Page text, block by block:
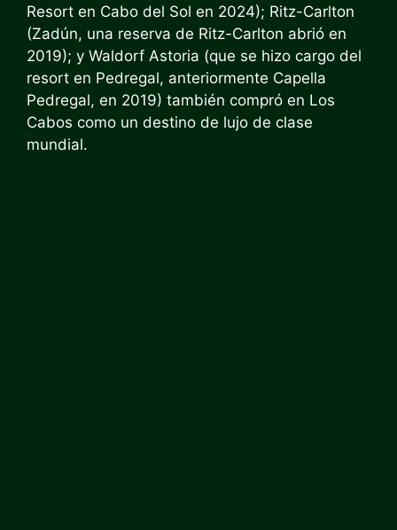
Resort en Cabo del Sol en 2024); Ritz-Carlton
(Zadún, una reserva de Ritz-Carlton abrió en
2019); y Waldorf Astoria (que se hizo cargo del
resort en Pedregal, anteriormente Capella
Pedregal, en 2019) también compró en Los
Cabos como un destino de lujo de clase
mundial.